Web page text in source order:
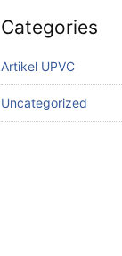
Categories
Artikel UPVC
Uncategorized